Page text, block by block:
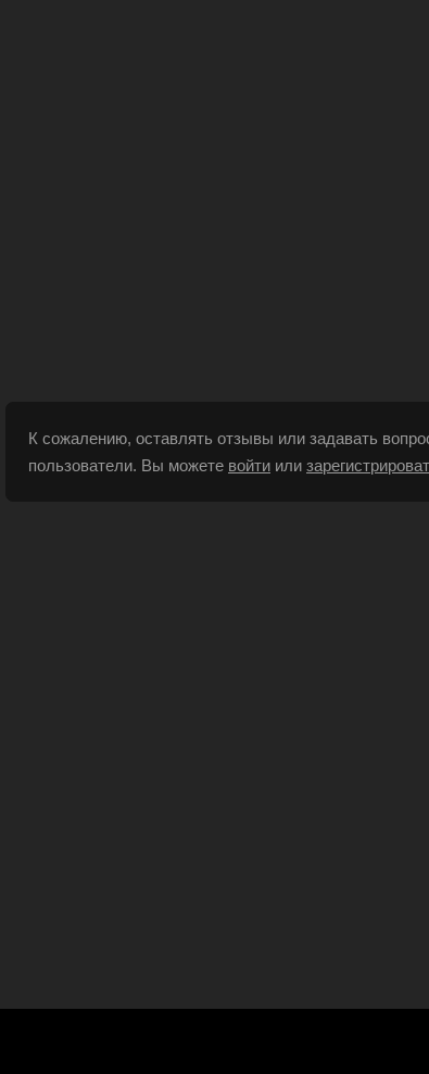
К сожалению, оставлять отзывы или задавать
пользователи. Вы можете войти или